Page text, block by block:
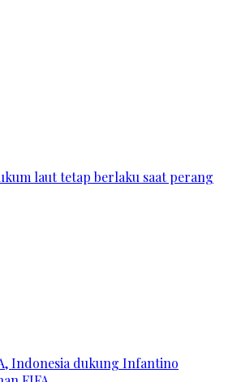
laut tetap berlaku saat perang
Indonesia dukung Infantino